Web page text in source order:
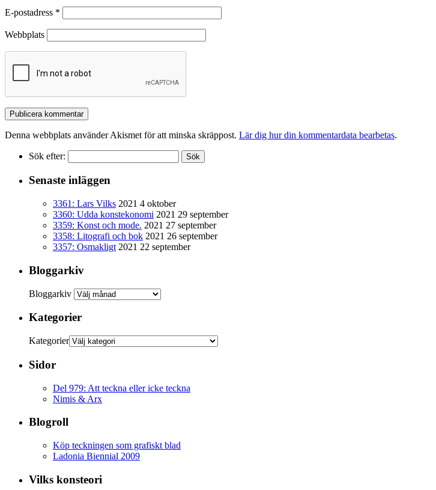
E-postadress *
Webbplats
Denna webbplats använder Akismet för att minska skräppost. Lär dig hur din kommentardata bearbetas.
Sök efter:
Senaste inläggen
3361: Lars Vilks 2021 4 oktober
3360: Udda konstekonomi 2021 29 september
3359: Konst och mode. 2021 27 september
3358: Litografi och bok 2021 26 september
3357: Osmakligt 2021 22 september
Bloggarkiv
Bloggarkiv
Kategorier
Kategorier
Sidor
Del 979: Att teckna eller icke teckna
Nimis & Arx
Blogroll
Köp teckningen som grafiskt blad
Ladonia Biennial 2009
Vilks konsteori